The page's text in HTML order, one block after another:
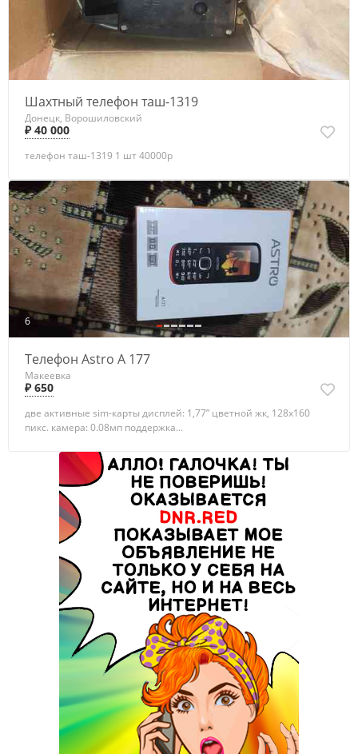
Шахтный телефон таш-1319
Донецк, Ворошиловский
₽ 40 000
телефон таш-1319 1 шт 40000р
6
Телефон Astro A 177
Макеевка
₽ 650
две активные sim-карты дисплей: 1,77” цветной жк, 128х160
пикс. камера: 0.08мп поддержка...